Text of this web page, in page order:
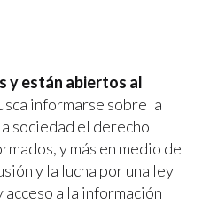
y están abiertos al
informarse sobre la
sociedad el derecho
y más en medio de
y la lucha por una ley
a la información